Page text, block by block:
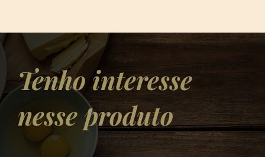
Tenho interesse
nesse produto